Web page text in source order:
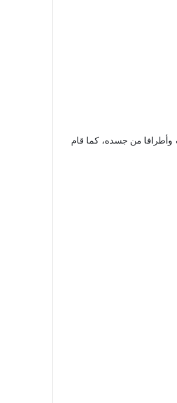
من جسده، كما قام